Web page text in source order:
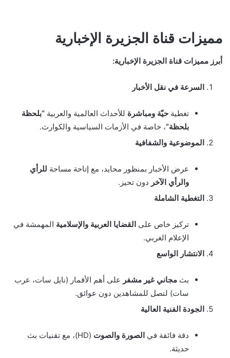
مميزات قناة الجزيرة الإخبارية
أبرز مميزات قناة الجزيرة الإخبارية:
السرعة في نقل الأخبار
تغطية حيّة ومباشرة للأحداث العالمية والعربية “بلحظة
بلحظة”، خاصة في الأزمات السياسية والكوارث.
الموضوعية والشفافية
عرض الأخبار بمنظور محايد، مع إتاحة مساحة للرأي
والرأي الآخر دون تحيز.
التغطية الشاملة
تركيز خاص على القضايا العربية والإسلامية المهمشة في
الإعلام الغربي.
الانتشار الواسع
بث مجاني غير مشفر على أهم الأقمار (نايل سات، عرب
سات) لتصل للمشاهدين دون عوائق.
الجودة الفنية العالية
دقة فائقة في الصورة والصوت
(HD)، مع تقنيات بث
حديثة.